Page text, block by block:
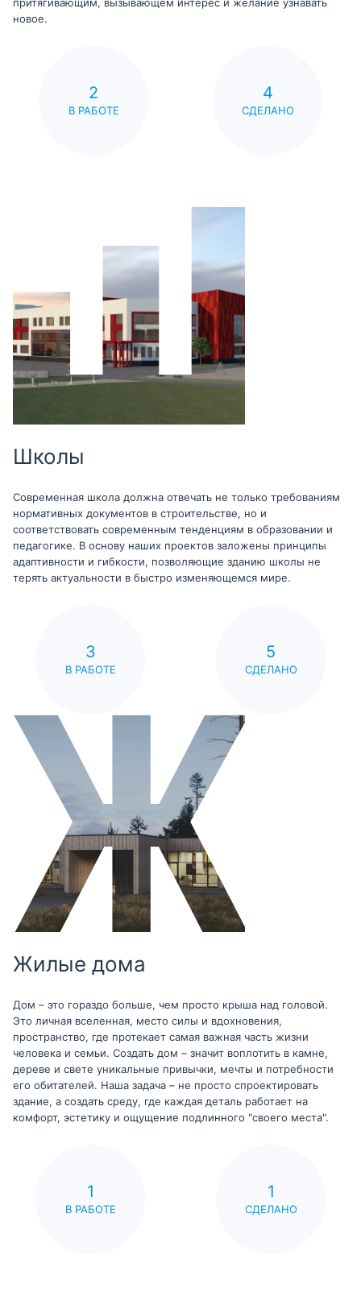
притягивающим, вызывающем интерес и желание узнавать
новое.
2
В РАБОТЕ
4
СДЕЛАНО
Школы
Современная школа должна отвечать не только требованиям
нормативных документов в строительстве, но и
соответствовать современным тенденциям в образовании и
педагогике. В основу наших проектов заложены принципы
адаптивности и гибкости, позволяющие зданию школы не
терять актуальности в быстро изменяющемся мире.
3
В РАБОТЕ
5
СДЕЛАНО
Жилые дома
Дом – это гораздо больше, чем просто крыша над головой.
Это личная вселенная, место силы и вдохновения,
пространство, где протекает самая важная часть жизни
человека и семьи. Создать дом – значит воплотить в камне,
дереве и свете уникальные привычки, мечты и потребности
его обитателей. Наша задача – не просто спроектировать
здание, а создать среду, где каждая деталь работает на
комфорт, эстетику и ощущение подлинного "своего места".
1
В РАБОТЕ
1
СДЕЛАНО